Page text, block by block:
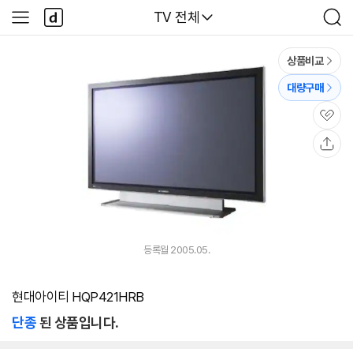
다나와
TV 전체
검
색
사
이
다
나
와
상품비교
대량구매
관
심
등록월 2005.05.
현대아이티 HQP421HRB
단종된 상품입니다.